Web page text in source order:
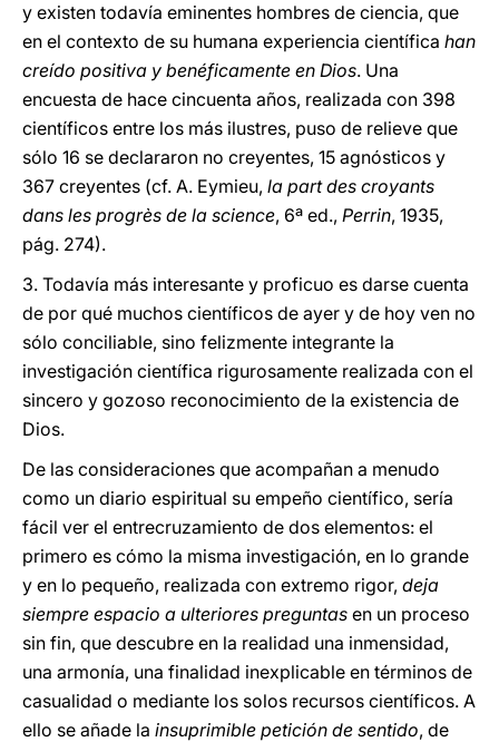
y existen todavía eminentes hombres de ciencia, que
en el contexto de su humana experiencia científica han
creído positiva y benéficamente en Dios. Una
encuesta de hace cincuenta años, realizada con 398
científicos entre los más ilustres, puso de relieve que
sólo 16 se declararon no creyentes, 15 agnósticos y
367 creyentes (cf. A. Eymieu, la part des croyants
dans les progrès de la science, 6ª ed., Perrin, 1935,
pág. 274).
3. Todavía más interesante y proficuo es darse cuenta
de por qué muchos científicos de ayer y de hoy ven no
sólo conciliable, sino felizmente integrante la
investigación científica rigurosamente realizada con el
sincero y gozoso reconocimiento de la existencia de
Dios.
De las consideraciones que acompañan a menudo
como un diario espiritual su empeño científico, sería
fácil ver el entrecruzamiento de dos elementos: el
primero es cómo la misma investigación, en lo grande
y en lo pequeño, realizada con extremo rigor, deja
siempre espacio a ulteriores preguntas en un proceso
sin fin, que descubre en la realidad una inmensidad,
una armonía, una finalidad inexplicable en términos de
casualidad o mediante los solos recursos científicos. A
ello se añade la insuprimible petición de sentido, de